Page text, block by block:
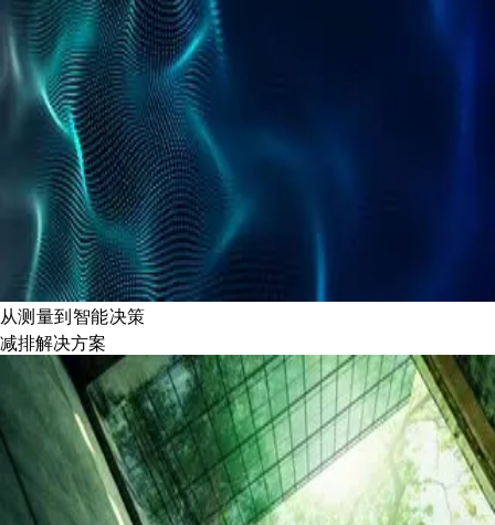
从测量到智能决策
减排解决方案